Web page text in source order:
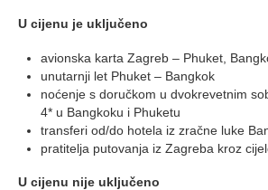
U cijenu je uključeno
avionska karta Zagreb – Phuket,
unutarnji let Phuket – Bangkok
noćenje s doručkom u dvokrevetnim
4* u Bangkoku i Phuketu
transferi od/do hotela iz zračne luke
pratitelja putovanja iz Zagreba kroz
U cijenu nije uključeno